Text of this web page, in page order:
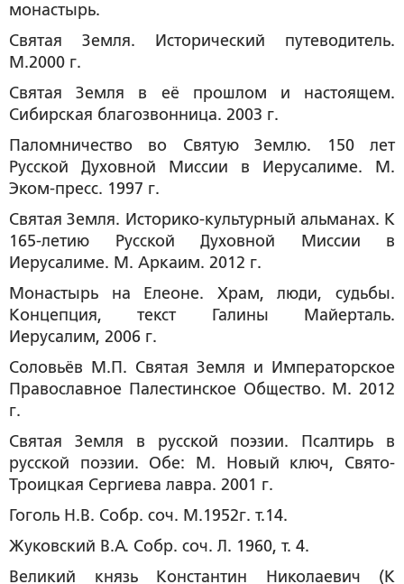
монастырь.
Святая Земля. Исторический путеводитель.
М.2000 г.
Святая Земля в её прошлом и настоящем.
Сибирская благозвонница. 2003 г.
Паломничество во Святую Землю. 150 лет
Русской Духовной Миссии в Иерусалиме. М.
Эком-пресс. 1997 г.
Святая Земля. Историко-культурный альманах. К
165-летию Русской Духовной Миссии в
Иерусалиме. М. Аркаим. 2012 г.
Монастырь на Елеоне. Храм, люди, судьбы.
Концепция, текст Галины Майерталь.
Иерусалим, 2006 г.
Соловьёв М.П. Святая Земля и Императорское
Православное Палестинское Общество. М. 2012
г.
Святая Земля в русской поэзии. Псалтирь в
русской поэзии. Обе: М. Новый ключ, Свято-
Троицкая Сергиева лавра. 2001 г.
Гоголь Н.В. Собр. соч. М.1952г. т.14.
Жуковский В.А. Собр. соч. Л. 1960, т. 4.
Великий князь Константин Николаевич (К